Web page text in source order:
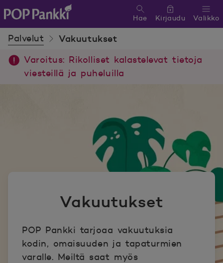
POP Pankki, etusivulle
Valikko
Hae Kirjaudu
Palvelut Vakuutukset
Varoitus: Rikolliset kalastelevat tietoja
viesteillä ja puheluilla
Vakuutukset
POP Pankki tarjoaa vakuutuksia
kodin, omaisuuden ja tapaturmien
varalle. Meiltä saat myös